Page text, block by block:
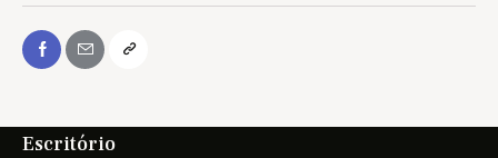
Escritório